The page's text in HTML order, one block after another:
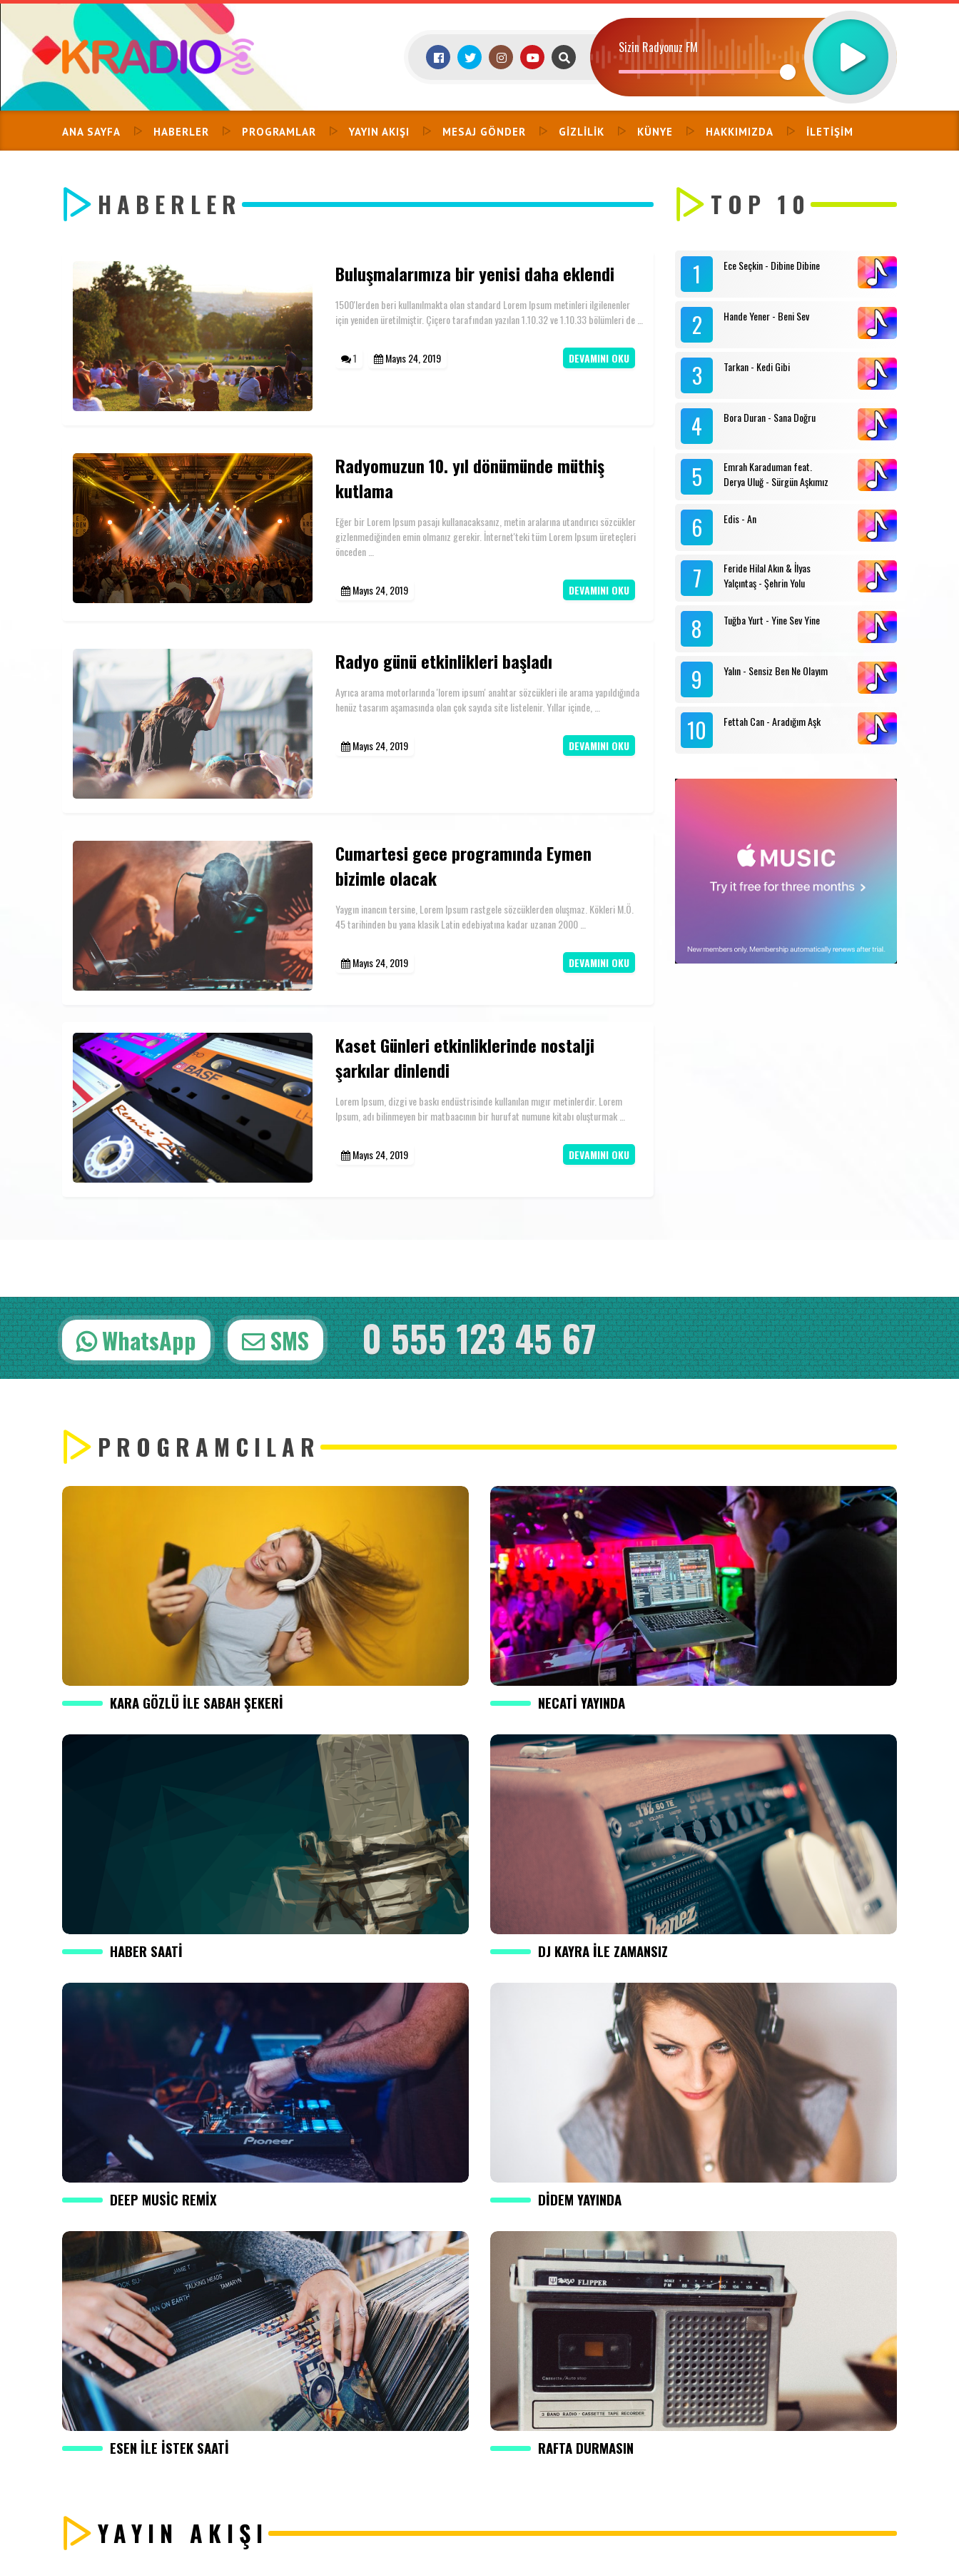
Skip
to
content
Sizin Radyonuz FM
ANA SAYFA HABERLER PROGRAMLAR YAYIN AKIŞI MESAJ GÖNDER GIZLILIK KÜNYE HAKKIMIZDA İLETIŞIM
HABERLER
Buluşmalarımıza bir yenisi daha eklendi
1500'lerden beri kullanılmakta olan standard Lorem Ipsum metinleri ilgilenenler
için yeniden üretilmiştir. Çiçero tarafından yazılan 1.10.32 ve 1.10.33 bölümleri de …
1 Mayıs 24, 2019 DEVAMINI OKU
Radyomuzun 10. yıl dönümünde müthiş
kutlama
Eğer bir Lorem Ipsum pasajı kullanacaksanız, metin aralarına utandırıcı sözcükler
gizlenmediğinden emin olmanız gerekir. İnternet'teki tüm Lorem Ipsum üreteçleri
önceden …
Mayıs 24, 2019 DEVAMINI OKU
Radyo günü etkinlikleri başladı
Ayrıca arama motorlarında 'lorem ipsum' anahtar sözcükleri ile arama yapıldığında
henüz tasarım aşamasında olan çok sayıda site listelenir. Yıllar içinde, …
Mayıs 24, 2019 DEVAMINI OKU
Cumartesi gece programında Eymen
bizimle olacak
Yaygın inancın tersine, Lorem Ipsum rastgele sözcüklerden oluşmaz. Kökleri M.Ö.
45 tarihinden bu yana klasik Latin edebiyatına kadar uzanan 2000 …
Mayıs 24, 2019 DEVAMINI OKU
Kaset Günleri etkinliklerinde nostalji
şarkılar dinlendi
Lorem Ipsum, dizgi ve baskı endüstrisinde kullanılan mıgır metinlerdir. Lorem
Ipsum, adı bilinmeyen bir matbaacının bir hurufat numune kitabı oluşturmak …
Mayıs 24, 2019 DEVAMINI OKU
TOP 10
1 Ece Seçkin - Dibine Dibine
2 Hande Yener - Beni Sev
3 Tarkan - Kedi Gibi
4 Bora Duran - Sana Doğru
5
Emrah Karaduman feat.
Derya Uluğ - Sürgün Aşkımız
6 Edis - An
7
Feride Hilal Akın & İlyas
Yalçıntaş - Şehrin Yolu
8 Tuğba Yurt - Yine Sev Yine
9 Yalın - Sensiz Ben Ne Olayım
10 Fettah Can - Aradığım Aşk
WhatsApp SMS 0 555 123 45 67
PROGRAMCILAR
KARA GÖZLÜ ILE SABAH ŞEKERI NECATI YAYINDA
HABER SAATI DJ KAYRA ILE ZAMANSIZ
DEEP MUSIC REMIX DIDEM YAYINDA
ESEN ILE İSTEK SAATI RAFTA DURMASIN
YAYIN AKIŞI